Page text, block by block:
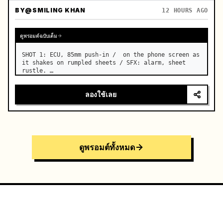
BY@SMILING KHAN 12 HOURS AGO
ดูพรอมต์ฉบับเต็ม
SHOT 1: ECU, 85mm push-in /  on the phone screen as
it shakes on rumpled sheets / SFX: alarm, sheet
rustle. …
ลองใช้เลย
ดูพรอมต์ทั้งหมด